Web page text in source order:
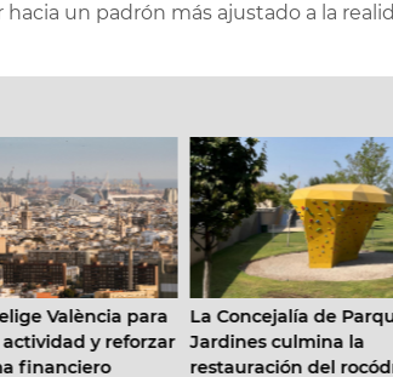
un padrón más ajustado a la
València para
y reforzar
financiero
La Concejalía de
Jardines culmina la
restauración del